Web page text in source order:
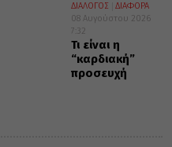
ΔΙΑΛΟΓΟΣ
ΔΙΑΦΟΡΑ
08 Αυγούστου 2026
7:32
Τι είναι η
“καρδιακή”
προσευχή